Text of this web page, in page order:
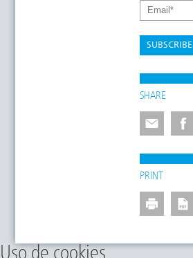
SUBSCRIBE
SHARE
PRINT
Uso de cookies